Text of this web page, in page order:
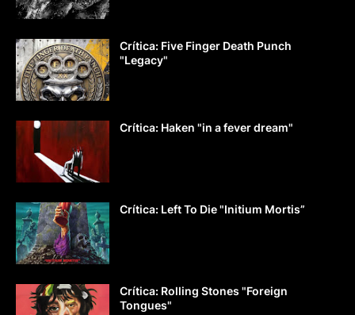
Crítica: Five Finger Death Punch
"Legacy"
Crítica: Haken "in a fever dream"
Crítica: Left To Die "Initium Mortis”
Crítica: Rolling Stones "Foreign
Tongues"